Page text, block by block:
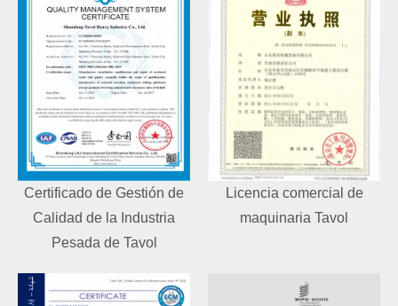
Certificado de Gestión de
Calidad de la Industria
Pesada de Tavol
Licencia comercial de
maquinaria Tavol